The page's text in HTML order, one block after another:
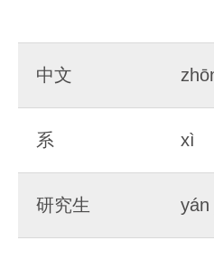
中文
系 xì
研究生 yán